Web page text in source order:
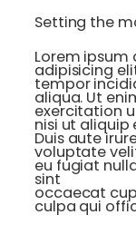
Setting the
Lorem
adipisicing
tempor
aliqua. Ut
exercitation
nisi ut
Duis aute
voluptate
eu fugiat
sint
occaecat
culpa qui